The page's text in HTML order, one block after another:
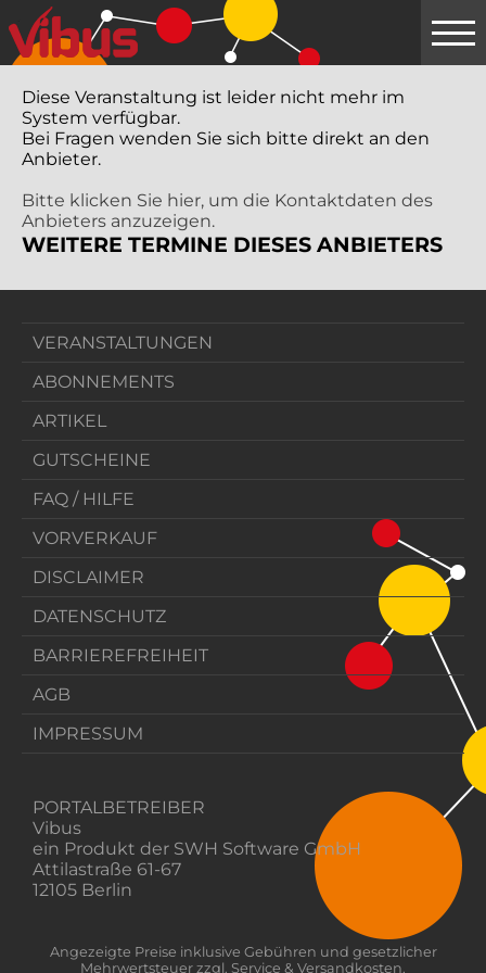
Springe
zum
Hauptinhalt
Diese Veranstaltung ist leider nicht mehr im
System verfügbar.
Bei Fragen wenden Sie sich bitte direkt an den
Anbieter.
Bitte klicken Sie hier, um die Kontaktdaten des
Anbieters anzuzeigen.
WEITERE TERMINE DIESES ANBIETERS
VERANSTALTUNGEN
ABONNEMENTS
ARTIKEL
GUTSCHEINE
FAQ / HILFE
VORVERKAUF
DISCLAIMER
DATENSCHUTZ
BARRIEREFREIHEIT
AGB
IMPRESSUM
PORTALBETREIBER
Vibus
ein Produkt der SWH Software GmbH
Attilastraße 61-67
12105 Berlin
Angezeigte Preise inklusive Gebühren und gesetzlicher
Mehrwertsteuer zzgl. Service & Versandkosten.